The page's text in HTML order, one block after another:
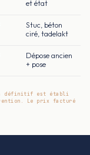
et état
Stuc, béton
ciré, tadelakt
Dépose ancien
+ pose
définitif est établi
Le prix facturé